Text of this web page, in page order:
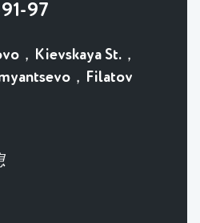
97
，Kievskaya St.，
，Filatov